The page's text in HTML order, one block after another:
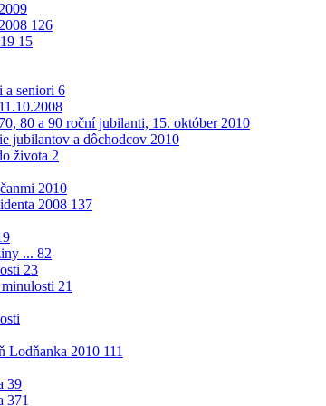
126
15
a seniori 6
80 a 90 roční jubilanti, 15. október 2010
jubilantov a dôchodcov 2010
života 2
2010
2008 137
... 82
23
21
Lodňanka 2010 111
39
371